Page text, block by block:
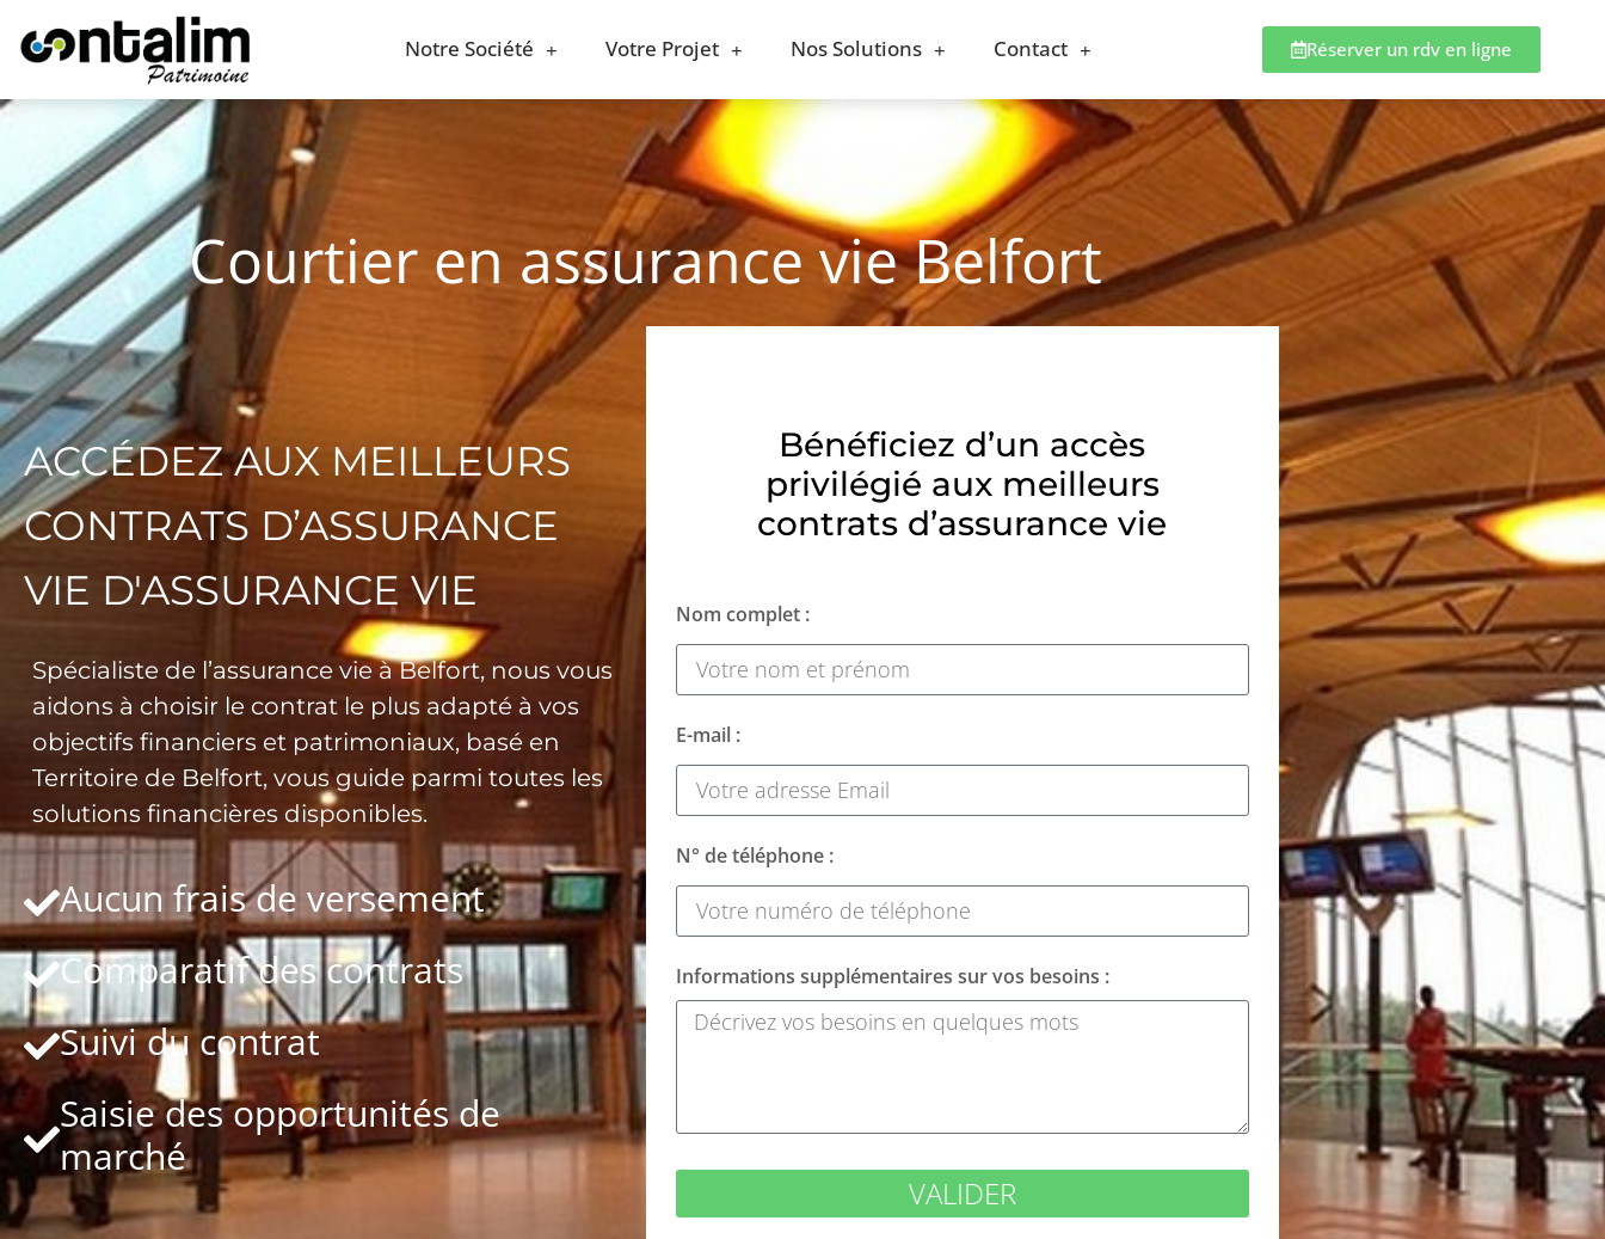
Notre Société Votre Projet Nos Solutions Contact Réserver un rdv en ligne
Courtier en assurance vie Belfort
ACCÉDEZ AUX MEILLEURS
CONTRATS D’ASSURANCE
VIE D'ASSURANCE VIE
Spécialiste de l’assurance vie à Belfort, nous vous
aidons à choisir le contrat le plus adapté à vos
objectifs financiers et patrimoniaux, basé en
Territoire de Belfort, vous guide parmi toutes les
solutions financières disponibles.
Aucun frais de versement
Comparatif des contrats
Suivi du contrat
Saisie des opportunités de
marché
Bénéficiez d’un accès
privilégié aux meilleurs
contrats d’assurance vie
Nom complet :
E-mail :
N° de téléphone :
Informations supplémentaires sur vos besoins :
VALIDER